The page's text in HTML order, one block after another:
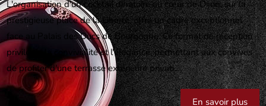
L'organisation d'un cocktail dînatoire au cœur de Dijon, sur la
prestigieuse place de la Liberté, offre un cadre exceptionnel
face au Palais des Ducs de Bourgogne. Ce format de réception
privilégie la convivialité et l'élégance, permettant aux convives
de profiter d'une terrasse extérieure privati...
En savoir plus